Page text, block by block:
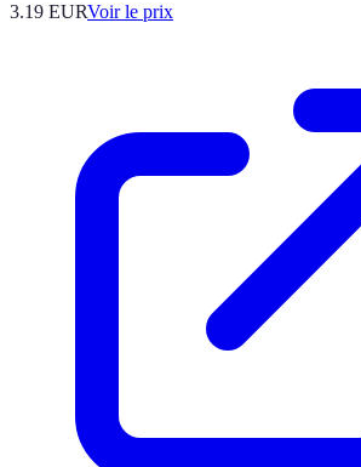
3.19 EURVoir le prix